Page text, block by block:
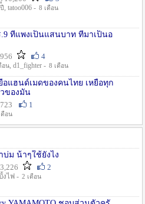
, tatoo006 - 8 เดือน
ที่แพงเป็นแสนบาท ที่มาเป็นอ
4
อน, d1_fighter - 8 เดือน
อแฮนด์เมดของคนไทย เหยื่อทุก
วของมัน
1
ดือน
บ่ม น้าๆใช้ยังไง
2
งไฟ - 2 เดือน